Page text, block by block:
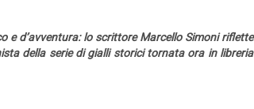
e d’avventura: lo scrittore Marcello Simoni riflette
della serie di gialli storici tornata ora in libreria